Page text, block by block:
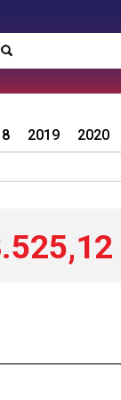
2020
2019